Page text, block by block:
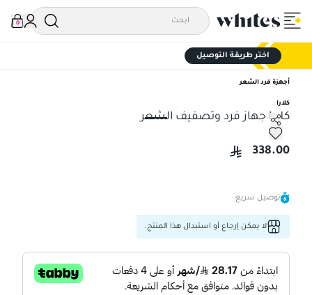
0
اختر طريقة التوصيل
أجهزة فرد الشعر
كلارا
كلارا جهاز فرد وتصفيف الشعر
كلارا جهاز فرد وتصفيف الشعر
338.00
توصيل سريع
لا يمكن إرجاع أو استبدال هذا المنتج.